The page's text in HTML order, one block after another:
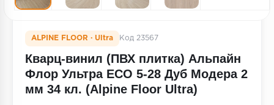
ALPINE FLOOR · Ultra Код 23567
Кварц-винил (ПВХ плитка) Альпайн
Флор Ультра ЕСО 5-28 Дуб Модера 2
мм 34 кл. (Alpine Floor Ultra)